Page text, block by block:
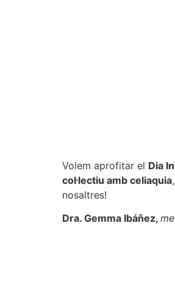
Volem aprofitar el Dia
col·lectiu amb celiaquia
nosaltres!
Dra. Gemma Ibáñez,